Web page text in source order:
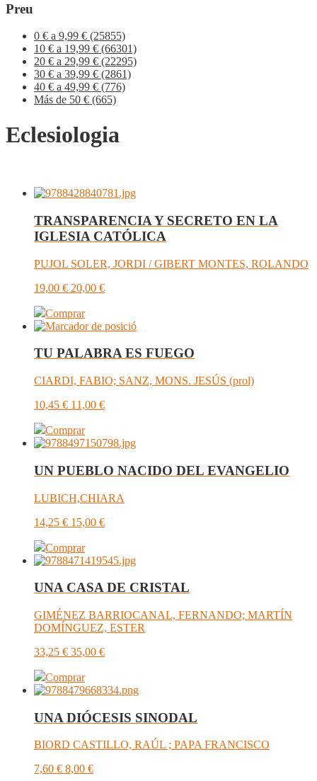
Preu
0 € a 9,99 € (25855)
10 € a 19,99 € (66301)
20 € a 29,99 € (22295)
30 € a 39,99 € (2861)
40 € a 49,99 € (776)
Más de 50 € (665)
Eclesiologia
TRANSPARENCIA Y SECRETO EN LA
IGLESIA CATÓLICA
PUJOL SOLER, JORDI / GIBERT MONTES, ROLANDO
19,00 € 20,00 €
Comprar
TU PALABRA ES FUEGO
CIARDI, FABIO; SANZ, MONS. JESÚS (prol)
10,45 € 11,00 €
Comprar
UN PUEBLO NACIDO DEL EVANGELIO
LUBICH,CHIARA
14,25 € 15,00 €
Comprar
UNA CASA DE CRISTAL
GIMÉNEZ BARRIOCANAL, FERNANDO; MARTÍN
DOMÍNGUEZ, ESTER
33,25 € 35,00 €
Comprar
UNA DIÓCESIS SINODAL
BIORD CASTILLO, RAÚL ; PAPA FRANCISCO
7,60 € 8,00 €